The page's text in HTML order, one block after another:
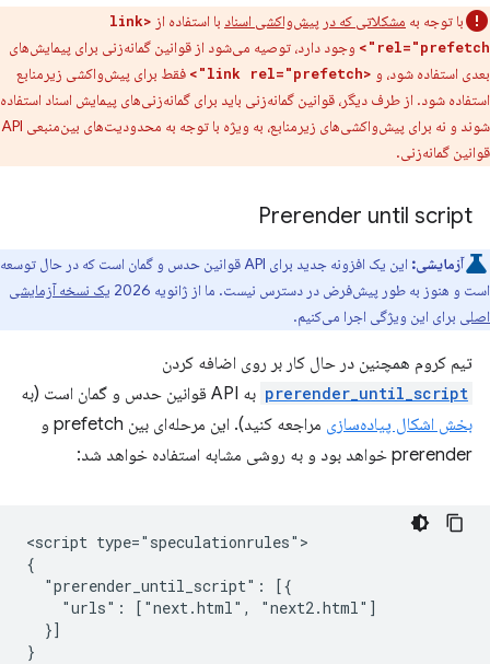
با توجه به مشکلاتی که در پیش‌واکشی اسناد با استفاده از
<link
rel="prefetch">
وجود دارد، توصیه می‌شود از قوانین گمانه‌زنی برای پیمایش‌های
بعدی استفاده شود، و <link rel="prefetch">
فقط برای پیش‌واکشی زیرمنابع
استفاده شود. از طرف دیگر، قوانین گمانه‌زنی باید برای گمانه‌زنی‌های پیمایش اسناد استفاده
شوند و نه برای پیش‌واکشی‌های زیرمنابع، به ویژه با توجه به محدودیت‌های بین‌منبعی API
قوانین گمانه‌زنی.
Prerender until script
آزمایشی:
این یک افزونه جدید برای API قوانین حدس و گمان است که در حال توسعه
است و هنوز به طور پیش‌فرض در دسترس نیست. ما از ژانویه 2026
یک نسخه آزمایشی
اصلی برای این ویژگی اجرا می‌کنیم.
تیم کروم همچنین در حال کار بر روی اضافه کردن
prerender_until_script به API قوانین حدس و گمان است (به
بخش اشکال پیاده‌سازی
مراجعه کنید). این مرحله‌ای بین prefetch و
prerender خواهد بود و به روشی مشابه استفاده خواهد شد:
<script type="speculationrules">
{
  "prerender_until_script": [{
    "urls": ["next.html", "next2.html"]
  }]
}